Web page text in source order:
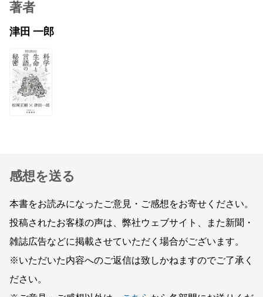
著者
津田 一郎
感想を送る
本書をお読みになったご意見・ご感想をお寄せください。
投稿されたお客様の声は、弊社ウェブサイト、また新聞・
雑誌広告などに掲載させていただく場合がございます。
※いただいた内容へのご返信は致しかねますのでご了承く
ださい。